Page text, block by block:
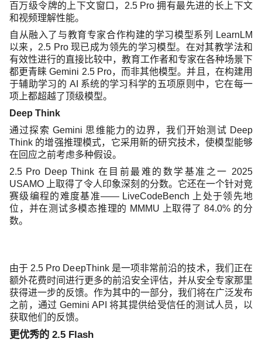
百万级令牌的上下文窗口，2.5 Pro 拥有最先进的长上下文
和视频理解性能。
自从融入了与教育专家合作构建的学习模型系列 LearnLM
以来，2.5 Pro 现已成为领先的学习模型。在对其教学法和
有效性进行的直接比较中，教育工作者和专家在各种场景下
都更青睐 Gemini 2.5 Pro，而非其他模型。并且，在构建用
于辅助学习的 AI 系统的学习科学的五项原则中，它在每一
项上都超越了顶级模型。
Deep Think
通过探索 Gemini 思维能力的边界，我们开始测试 Deep
Think 的增强推理模式，它采用新的研究技术，使模型能够
在回应之前考虑多种假设。
2.5 Pro Deep Think 在目前最难的数学基准之一 2025
USAMO 上取得了令人印象深刻的分数。它还在一个针对竞
赛级编程的难度基准—— LiveCodeBench 上处于领先地
位，并在测试多模态推理的 MMMU 上取得了 84.0% 的分
数。
由于 2.5 Pro DeepThink 是一项非常前沿的技术，我们正在
额外花费时间进行更多的前沿安全评估，并从安全专家那里
获得进一步的反馈。作为其中的一部分，我们将在广泛发布
之前，通过 Gemini API 将其提供给受信任的测试人员，以
获取他们的反馈。
更优秀的 2.5 Flash